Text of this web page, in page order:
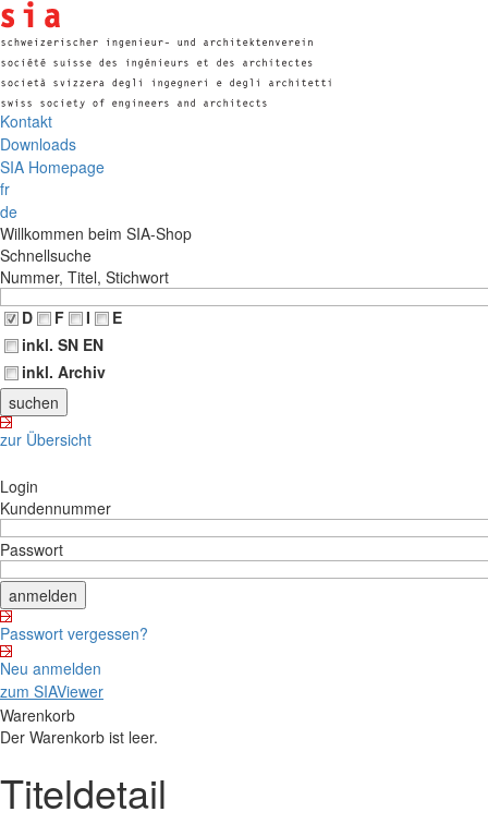
Kontakt
Downloads
SIA Homepage
fr
de
Willkommen beim SIA-Shop
Schnellsuche
Nummer, Titel, Stichwort
D
F I
E
inkl. SN EN
inkl. Archiv
zur Übersicht
Login
Kundennummer
Passwort
Passwort vergessen?
Neu anmelden
zum SIAViewer
Warenkorb
Der Warenkorb ist leer.
Titeldetail